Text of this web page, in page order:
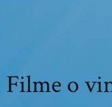
Filme o